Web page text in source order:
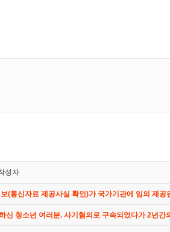
성자
(통신자료 제공사실 확인)가 국가기관에 임의 제공
신 청소년 여러분. 사기혐의로 구속되었다가 2년간